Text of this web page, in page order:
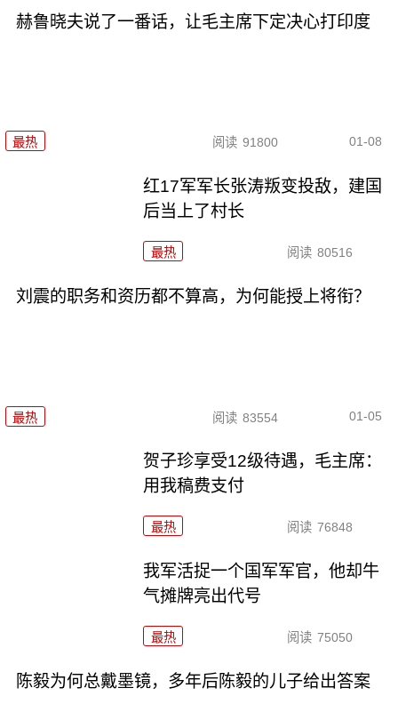
赫鲁晓夫说了一番话，让毛主席下定决心打印度
最热 阅读 91800 01-08
红17军军长张涛叛变投敌，建国
后当上了村长
最热 阅读 80516
刘震的职务和资历都不算高，为何能授上将衔？
最热 阅读 83554 01-05
贺子珍享受12级待遇，毛主席：
用我稿费支付
最热 阅读 76848
我军活捉一个国军军官，他却牛
气摊牌亮出代号
最热 阅读 75050
陈毅为何总戴墨镜，多年后陈毅的儿子给出答案